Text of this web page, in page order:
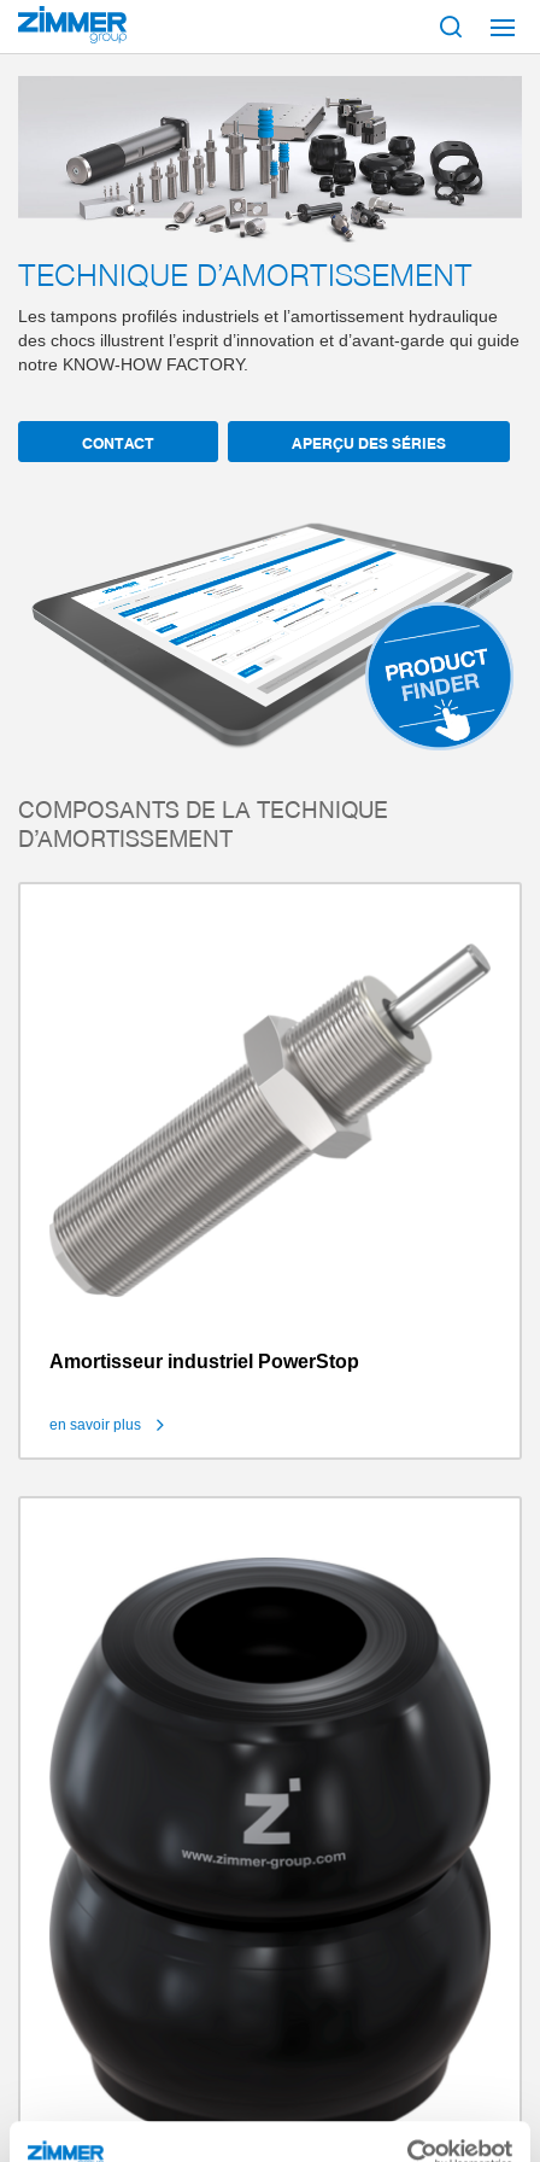
Démarrage Produits Technique d’amortissement
TECHNIQUE D’AMORTISSEMENT
Les tampons profilés industriels et l’amortissement hydraulique
des chocs illustrent l’esprit d’innovation et d’avant-garde qui guide
notre KNOW-HOW FACTORY.
CONTACT APERÇU DES SÉRIES
COMPOSANTS DE LA TECHNIQUE
D’AMORTISSEMENT
Amortisseur industriel PowerStop
en savoir plus